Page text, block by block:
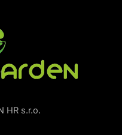
HR s.r.o.